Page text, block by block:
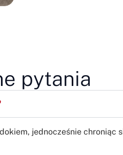
pytania
jednocześnie